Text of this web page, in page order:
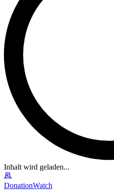
Inhalt wird geladen...
DonationWatch